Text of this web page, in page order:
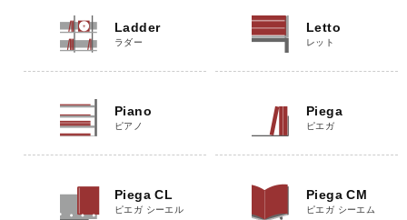
Ladder
ラダー
Letto
レット
Piano
ピアノ
Piega
ピエガ
Piega CL
ピエガ シーエル
Piega CM
ピエガ シーエム